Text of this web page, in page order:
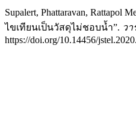
Supalert, Phattaravan,
ไขเทียนเป็นวัสดุไม่ชอบน้ำ”. วา
https://doi.org/10.14456/